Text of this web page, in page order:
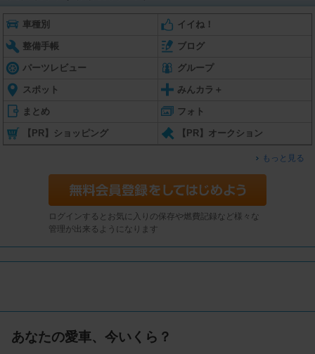
車種別 イイね！
整備手帳 ブログ
パーツレビュー グループ
スポット みんカラ＋
まとめ フォト
【PR】ショッピング 【PR】オークション
もっと見る
ログインするとお気に入りの保存や燃費記録など様々な
管理が出来るようになります
あなたの愛車、今いくら？